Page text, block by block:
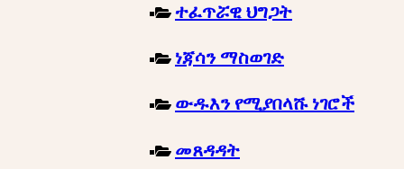
ተፈጥሯዊ ህግጋት
ነጃሳን ማስወገድ
ውዱእን የሚያበላሹ ነገሮች
መጸዳዳት